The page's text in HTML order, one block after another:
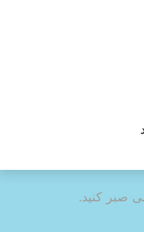
صبر کنید.